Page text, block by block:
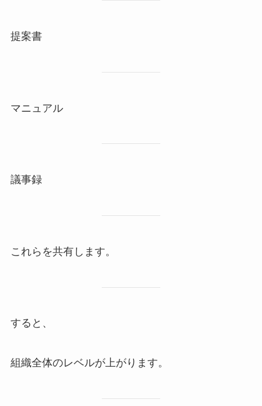
提案書
マニュアル
議事録
これらを共有します。
すると、
組織全体のレベルが上がります。